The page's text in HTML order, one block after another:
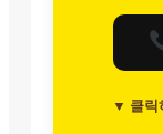
▼ 클릭